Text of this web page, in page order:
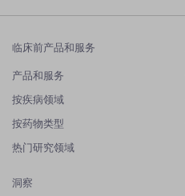
临床前产品和服务
产品和服务
按疾病领域
按药物类型
热门研究领域
洞察